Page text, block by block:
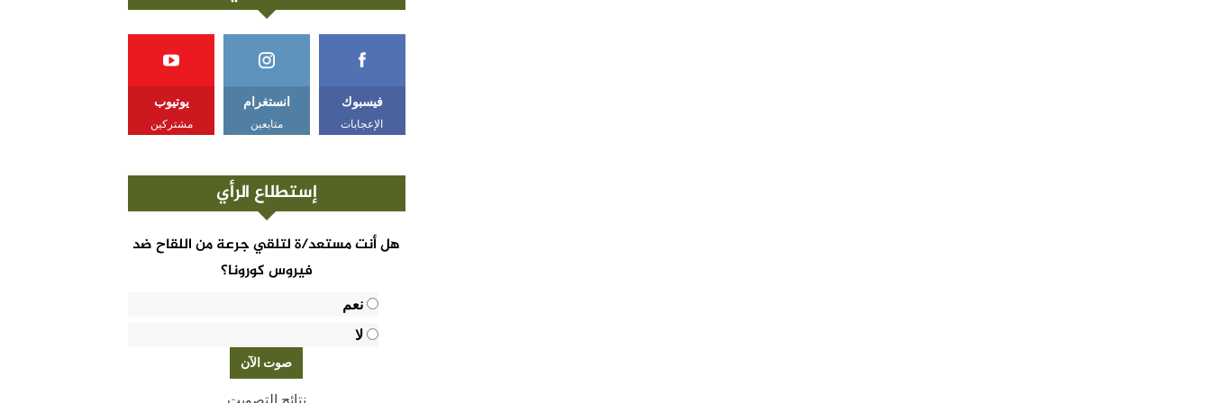
فيسبوك
الإعجابات
انستغرام
متابعين
يوتيوب
مشتركين
إستطلاع الرأي
هل أنت مستعد/ة لتلقي جرعة من اللقاح ضد
فيروس كورونا؟
نعم
لا